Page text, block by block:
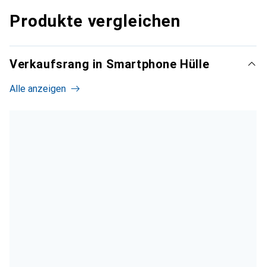
Produkte vergleichen
Verkaufsrang in Smartphone Hülle
Alle anzeigen